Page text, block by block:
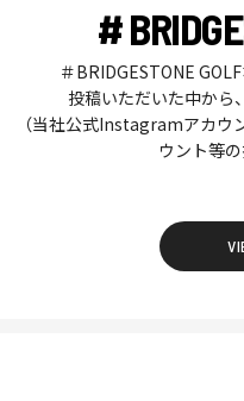
#
＃BRIDGESTONE
投稿いただいた中から
（当社公式Instagramアカ
ウント等